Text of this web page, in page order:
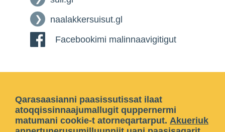
naalakkersuisut.gl
Facebookimi malinnaavigitigut
Qarasaasianni paasissutissat ilaat
atoqqissinnaajumallugit quppernermi
matumani cookie-t atorneqartarput. Akueriuk